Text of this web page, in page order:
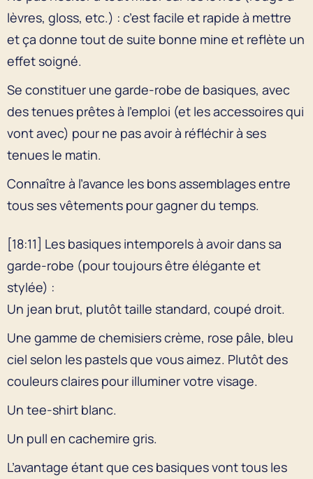
lèvres, gloss, etc.) : c’est facile et rapide à mettre
et ça donne tout de suite bonne mine et reflète un
effet soigné.
Se constituer une garde-robe de basiques, avec
des tenues prêtes à l’emploi (et les accessoires qui
vont avec) pour ne pas avoir à réfléchir à ses
tenues le matin.
Connaître à l’avance les bons assemblages entre
tous ses vêtements pour gagner du temps.
[18:11] Les basiques intemporels à avoir dans sa
garde-robe (pour toujours être élégante et
stylée) :
Un jean brut, plutôt taille standard, coupé droit.
Une gamme de chemisiers crème, rose pâle, bleu
ciel selon les pastels que vous aimez. Plutôt des
couleurs claires pour illuminer votre visage.
Un tee-shirt blanc.
Un pull en cachemire gris.
L’avantage étant que ces basiques vont tous les